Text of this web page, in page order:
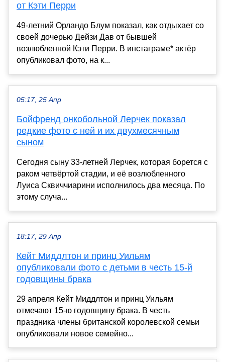
от Кэти Перри
49-летний Орландо Блум показал, как отдыхает со
своей дочерью Дейзи Дав от бывшей
возлюбленной Кэти Перри. В инстаграме* актёр
опубликовал фото, на к...
05:17, 25 Апр
Бойфренд онкобольной Лерчек показал
редкие фото с ней и их двухмесячным
сыном
Сегодня сыну 33-летней Лерчек, которая борется с
раком четвёртой стадии, и её возлюбленного
Луиса Сквиччиарини исполнилось два месяца. По
этому случа...
18:17, 29 Апр
Кейт Миддлтон и принц Уильям
опубликовали фото с детьми в честь 15-й
годовщины брака
29 апреля Кейт Миддлтон и принц Уильям
отмечают 15-ю годовщину брака. В честь
праздника члены британской королевской семьи
опубликовали новое семейно...